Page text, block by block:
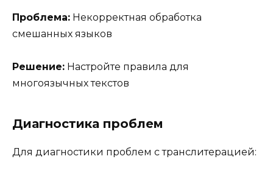
Проблема: Некорректная обработка
смешанных языков
Решение: Настройте правила для
многоязычных текстов
Диагностика проблем
Для диагностики проблем с транслитерацией: